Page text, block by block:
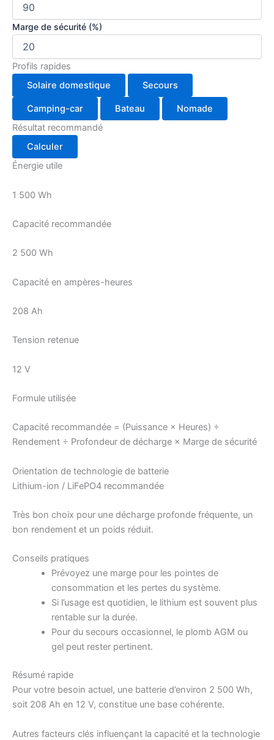
Marge de sécurité (%)
Profils rapides
Solaire domestique
Secours
Camping-car Bateau
Nomade
Résultat recommandé
Calculer
Énergie utile
1 500 Wh
Capacité recommandée
2 500 Wh
Capacité en ampères-heures
208 Ah
Tension retenue
12 V
Formule utilisée
Capacité recommandée = (Puissance × Heures) ÷
Rendement ÷ Profondeur de décharge × Marge de sécurité
Orientation de technologie de batterie
Lithium-ion / LiFePO4 recommandée
Très bon choix pour une décharge profonde fréquente, un
bon rendement et un poids réduit.
Conseils pratiques
Prévoyez une marge pour les pointes de
consommation et les pertes du système.
Si l’usage est quotidien, le lithium est souvent plus
rentable sur la durée.
Pour du secours occasionnel, le plomb AGM ou
gel peut rester pertinent.
Résumé rapide
Pour votre besoin actuel, une batterie d’environ 2 500 Wh,
soit 208 Ah en 12 V, constitue une base cohérente.
Autres facteurs clés influençant la capacité et la technologie